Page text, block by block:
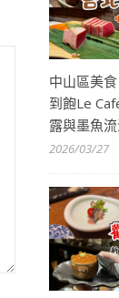
中山區美
到飽Le
露與墨魚
2026/03/27